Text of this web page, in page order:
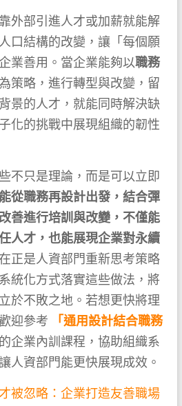
外部引進人才或加薪就能解
口結構的改變，讓「每個願
業善用。當企業能夠以職務
策略，進行轉型與改變，留
景的人才，就能同時解決缺
化的挑戰中展現組織的韌性
不只是理論，而是可以立即
從職務再設計出發，結合彈
善進行培訓與改變，不僅能
人才，也能展現企業對永續
正是人資部門重新思考策略
統化方式落實這些做法，將
於不敗之地。若想更快將理
迎參考
「通用設計結合職務
的企業內訓課程，協助組織系
人資部門能更快展現成效。
被忽略：企業打造友善職場